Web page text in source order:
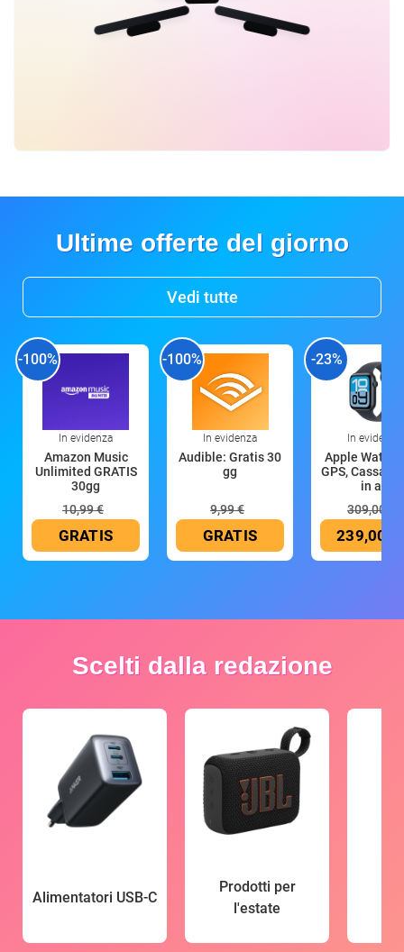
Ultime offerte del giorno
Vedi tutte
-100%
In evidenza
Amazon Music
Unlimited GRATIS
30gg
10,99 €
GRATIS
-100%
In evidenza
Audible: Gratis 30
gg
9,99 €
GRATIS
-23%
In evidenza
Apple Watch
GPS, Cassa
in all
309,00 €
239,00 €
Scelti dalla redazione
Alimentatori USB-C
Prodotti per
l'estate